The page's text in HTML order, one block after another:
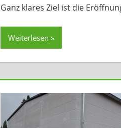
Ganz klares Ziel ist die
Weiterlesen